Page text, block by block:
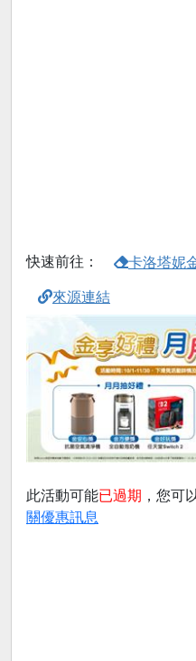
快速前往： 卡洛塔妮
來源連結
此活動可能已過期 ，您可
關優惠訊息